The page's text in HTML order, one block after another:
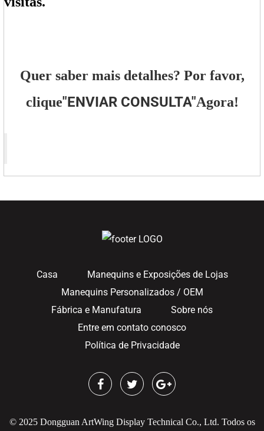
Quer saber mais detalhes? Por favor,
clique"ENVIAR CONSULTA"Agora!
Casa
Manequins e Exposições de Lojas
Manequins Personalizados / OEM
Fábrica e Manufatura
Sobre nós
Entre em contato conosco
Política de Privacidade
© 2025 Dongguan ArtWing Display Technical Co., Ltd. Todos os